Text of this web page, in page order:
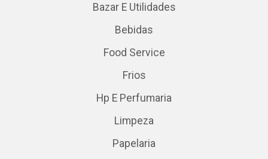
Bazar E Utilidades
Bebidas
Food Service
Frios
Hp E Perfumaria
Limpeza
Papelaria